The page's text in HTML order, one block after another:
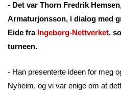
- Det var Thorn Fredrik
Armaturjonsson, i dialog med
Eide fra Ingeborg-Nettverket,
turneen.
- Han presenterte ideen for meg
Nyheim, og vi var enige om at